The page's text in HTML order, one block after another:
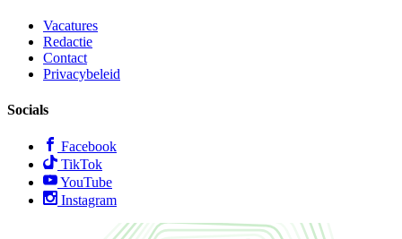
Vacatures
Redactie
Contact
Privacybeleid
Socials
Facebook
TikTok
YouTube
Instagram